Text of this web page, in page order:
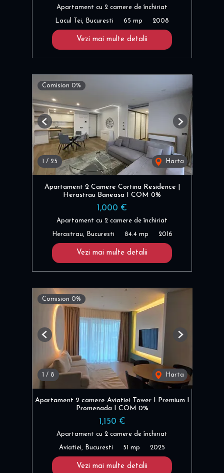
Apartament cu 2 camere de închiriat
Lacul Tei, Bucuresti 65 mp 2008
Vezi mai multe detalii
Comision 0%
1 / 25 Harta
Previous Next
Apartament 2 Camere Cortina Residence |
Herastrau Baneasa I COM 0%
1,000 €
Apartament cu 2 camere de închiriat
Herastrau, Bucuresti 84.4 mp 2016
Vezi mai multe detalii
Comision 0%
1 / 8 Harta
Previous Next
Apartament 2 camere Aviatiei Tower I Premium I
Promenada I COM 0%
1,150 €
Apartament cu 2 camere de închiriat
Aviatiei, Bucuresti 51 mp 2025
Vezi mai multe detalii